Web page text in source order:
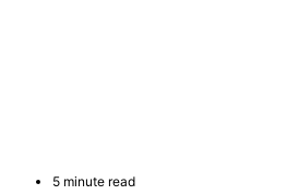
5 minute read